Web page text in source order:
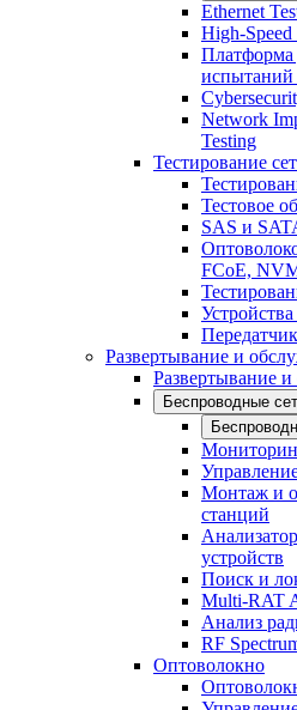
Ethernet
High-
Платформа
испытаний
Network
Testing
Тестирование
Тестовое
SAS и
FCoE,
Развертывание и
Развертывание
Беспроводные
Монтаж и
станций
устройств
Поиск и
Multi-RAT
Анализ
RF
Оптоволокно